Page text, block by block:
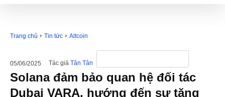
Trang chủ Tin tức Altcoin
05/06/2025 Tác giả Tân Tân
Solana đảm bảo quan hệ đối tác
Dubai VARA, hướng đến sự tăng